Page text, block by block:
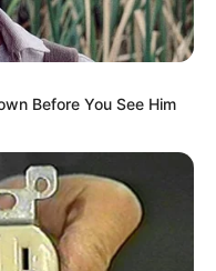
Before You See Him